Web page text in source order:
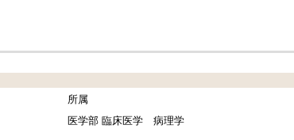
所属
医学部 臨床医学 病理学